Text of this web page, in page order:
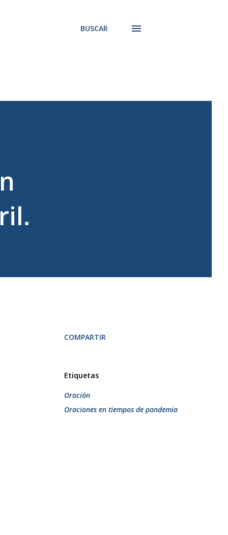
BUSCAR
COMPARTIR
Etiquetas
Oración
Oraciones en tiempos de pandemia